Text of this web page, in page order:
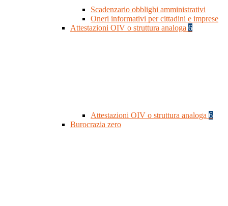
Scadenzario obblighi amministrativi
Oneri informativi per cittadini e imprese
Attestazioni OIV o struttura analoga 6
Attestazioni OIV o struttura analoga 6
Burocrazia zero